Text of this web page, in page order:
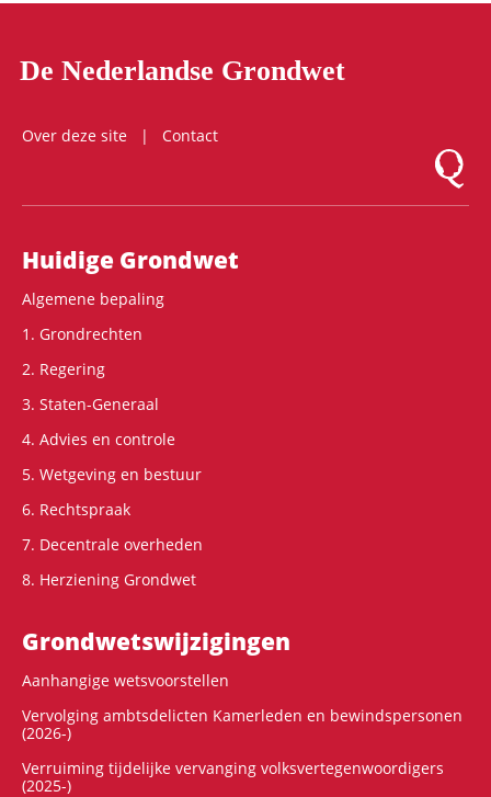
De Nederlandse Grondwet
Over deze site
Contact
Logo
Hoofdnavigatie
Huidige Grondwet
Algemene bepaling
1. Grondrechten
2. Regering
3. Staten-Generaal
4. Advies en controle
5. Wetgeving en bestuur
6. Rechtspraak
7. Decentrale overheden
8. Herziening Grondwet
Grondwets­wijzigingen
Aanhangige wetsvoorstellen
Vervolging ambtsdelicten Kamerleden en bewindspersonen
(2026-)
Verruiming tijdelijke vervanging volksvertegenwoordigers
(2025-)